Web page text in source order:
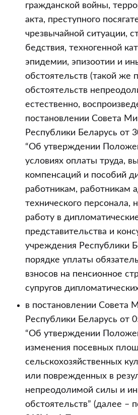
гражданской войны,
акта, преступного
чрезвычайной ситуации,
бедствия, техногенной
эпидемии, эпизоотии и
обстоятельств (такой же
обстоятельств
естественно,
постановлении Совета
Республики Беларусь от
“Об утверждении
условиях оплаты труда,
компенсаций и пособий
работникам, работникам
технического персонала,
работу в
представительства и
учреждения Республики
порядке уплаты
взносов на пенсионное
супругов
в постановлении Совета
Республики Беларусь от
“Об утверждении
изменения посевных
сельскохозяйственных
или поврежденных в
непреодолимой силы и
обстоятельств” (далее –